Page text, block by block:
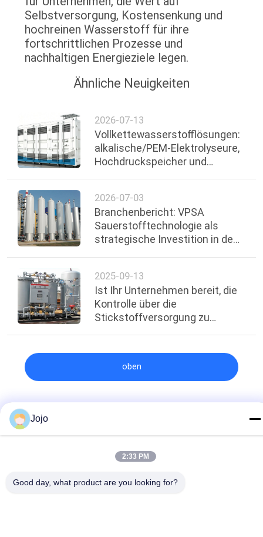
Selbstversorgung, Kostensenkung und
hochreinen Wasserstoff für ihre
fortschrittlichen Prozesse und
nachhaltigen Energieziele legen.
Ähnliche Neuigkeiten
2026-07-13
Vollkettewasserstofflösungen:
alkalische/PEM-Elektrolyseure,
Hochdruckspeicher und
2026-07-03
Branchenbericht: VPSA
Sauerstofftechnologie als
strategische Investition in den
2025-09-13
Ist Ihr Unternehmen bereit, die
Kontrolle über die
Stickstoffversorgung zu
oben
Beliebte Kategorien
VSA-
VPSA-Sauerstoff-
PSA-
Jojo
2:33 PM
Good day, what product are you looking for?